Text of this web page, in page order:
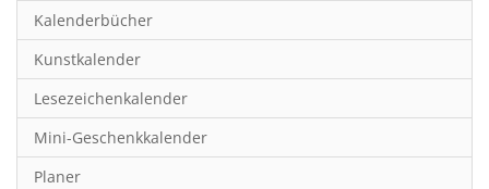
Fußball
Gaming
Geburtstagskalender
Geschichte
Hobby & Basteln
Kalenderbücher
Kunstkalender
Lesezeichenkalender
Mini-Geschenkkalender
Planer